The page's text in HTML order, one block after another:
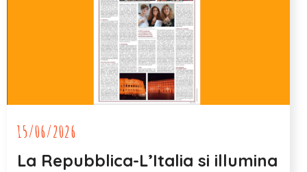
15/06/2026
La Repubblica-L’Italia si illumina